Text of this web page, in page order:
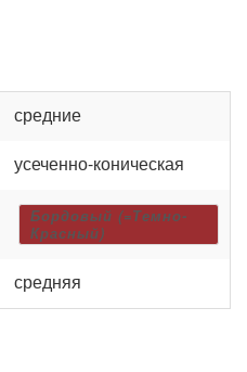
средние
усеченно-коническая
Бордовый (=Темно-
Красный)
средняя